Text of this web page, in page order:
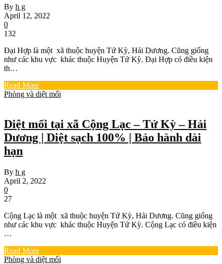
By h g
April 12, 2022
0
132
Đại Hợp là một xã thuộc huyện Tứ Kỳ, Hải Dương. Cũng giống
như các khu vực khác thuộc Huyện Tứ Kỳ. Đại Hợp có điều kiện
th…
Read More
Phòng và diệt mối
Diệt mối tại xã Cộng Lạc – Tứ Kỳ – Hải
Dương | Diệt sạch 100% | Bảo hành dài
hạn
By h g
April 2, 2022
0
27
Cộng Lạc là một xã thuộc huyện Tứ Kỳ, Hải Dương. Cũng giống
như các khu vực khác thuộc Huyện Tứ Kỳ. Cộng Lạc có điều kiện
…
Read More
Phòng và diệt mối